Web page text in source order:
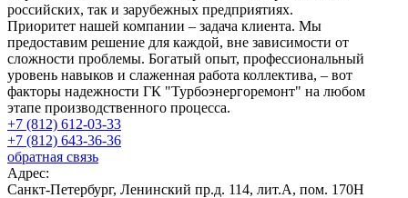
российских, так и зарубежных предприятиях.
Приоритет нашей компании – задача клиента. Мы
предоставим решение для каждой, вне зависимости от
сложности проблемы. Богатый опыт, профессиональный
уровень навыков и слаженная работа коллектива, – вот
факторы надежности ГК "Турбоэнергоремонт" на любом
этапе производственного процесса.
+7 (812) 612-03-33
+7 (812) 643-36-36
обратная связь
Адрес:
Санкт-Петербург, Ленинский пр.д. 114, лит.А, пом. 170Н